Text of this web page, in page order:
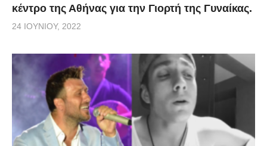
κέντρο της Αθήνας για την Γιορτή της Γυναίκας.
24 ΙΟΥΝΊΟΥ, 2022